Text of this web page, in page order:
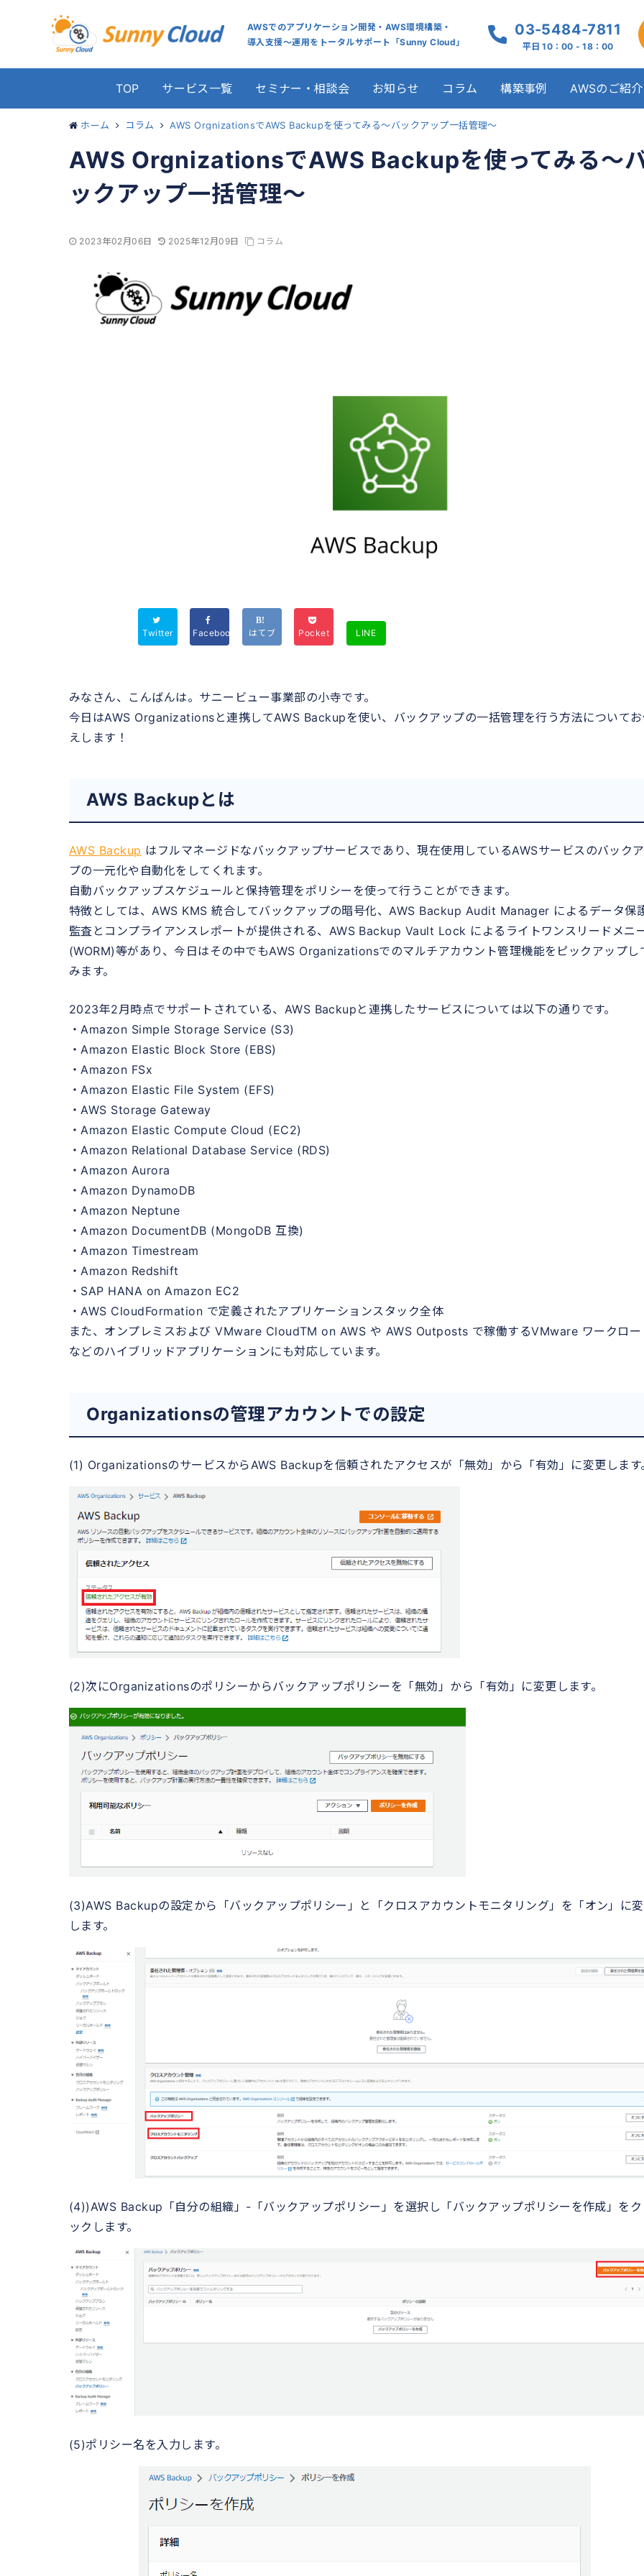
AWSでのアプリケーション開発・AWS環境構築・
導入支援～運用をトータルサポート「Sunny Cloud」
03-5484-7811
平日 10：00 - 18：00
TOP サービス一覧 セミナー・相談会 お知らせ コラム 構築事例 AWSのご紹介
ホーム コラム AWS OrgnizationsでAWS Backupを使ってみる～バックアップ一括管理～
AWS OrgnizationsでAWS Backupを使ってみる～
ックアップ一括管理～
2023年02月06日 2025年12月09日 コラム
Twitter Facebook はてブ Pocket LINE
みなさん、こんばんは。サニービュー事業部の小寺です。
今日はAWS Organizationsと連携してAWS Backupを使い、バックアップの一括管理を行う方法について
えします！
AWS Backupとは
AWS Backup はフルマネージドなバックアップサービスであり、現在使用しているAWSサービスのバック
プの一元化や自動化をしてくれます。
自動バックアップスケジュールと保持管理をポリシーを使って行うことができます。
特徴としては、AWS KMS 統合してバックアップの暗号化、AWS Backup Audit Manager によるデータ保
監査とコンプライアンスレポートが提供される、AWS Backup Vault Lock によるライトワンスリードメニ
(WORM)等があり、今日はその中でもAWS Organizationsでのマルチアカウント管理機能をピックアップし
みます。
2023年2月時点でサポートされている、AWS Backupと連携したサービスについては以下の通りです。
・Amazon Simple Storage Service (S3)
・Amazon Elastic Block Store (EBS)
・Amazon FSx
・Amazon Elastic File System (EFS)
・AWS Storage Gateway
・Amazon Elastic Compute Cloud (EC2)
・Amazon Relational Database Service (RDS)
・Amazon Aurora
・Amazon DynamoDB
・Amazon Neptune
・Amazon DocumentDB (MongoDB 互換)
・Amazon Timestream
・Amazon Redshift
・SAP HANA on Amazon EC2
・AWS CloudFormation で定義されたアプリケーションスタック全体
また、オンプレミスおよび VMware CloudTM on AWS や AWS Outposts で稼働するVMware ワークロー
などのハイブリッドアプリケーションにも対応しています。
Organizationsの管理アカウントでの設定
(1) OrganizationsのサービスからAWS Backupを信頼されたアクセスが「無効」から「有効」に変更します
(2)次にOrganizationsのポリシーからバックアップポリシーを「無効」から「有効」に変更します。
(3)AWS Backupの設定から「バックアップポリシー」と「クロスアカウントモニタリング」を「オン」に
します。
(4))AWS Backup「自分の組織」-「バックアップポリシー」を選択し「バックアップポリシーを作成」を
ックします。
(5)ポリシー名を入力します。